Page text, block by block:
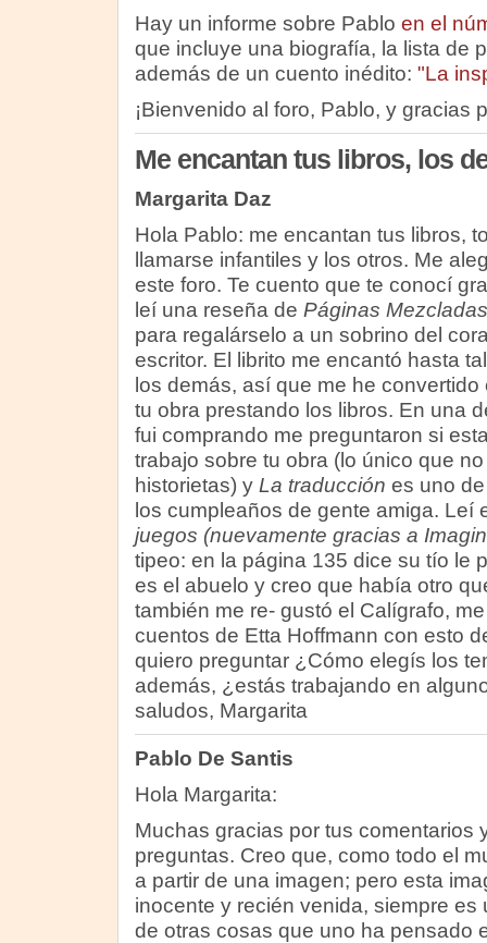
Hay un informe sobre Pablo en el
que incluye una biografía, la lista de
además de un cuento inédito: "La
¡Bienvenido al foro, Pablo, y gracias
Me encantan tus libros, los
Margarita Daz
Hola Pablo: me encantan tus libros,
llamarse infantiles y los otros. Me
este foro. Te cuento que te conocí
leí una reseña de Páginas Mezcladas
para regalárselo a un sobrino del
escritor. El librito me encantó hasta
los demás, así que me he
tu obra prestando los libros. En una
fui comprando me preguntaron si
trabajo sobre tu obra (lo único que
historietas) y La traducción es uno
los cumpleaños de gente amiga. Leí
juegos (nuevamente gracias a
tipeo: en la página 135 dice su tío le
es el abuelo y creo que había otro
también me re- gustó el Calígrafo,
cuentos de Etta Hoffmann con esto
quiero preguntar ¿Cómo elegís los
además, ¿estás trabajando en
saludos, Margarita
Pablo De Santis
Hola Margarita:
Muchas gracias por tus comentarios
preguntas. Creo que, como todo el
a partir de una imagen; pero esta
inocente y recién venida, siempre es
de otras cosas que uno ha pensado